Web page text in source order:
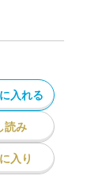
入れる
読み
入り